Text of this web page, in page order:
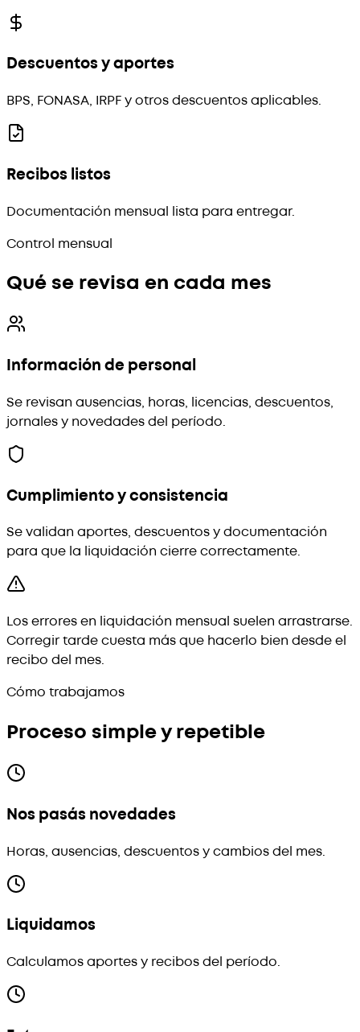
Descuentos y aportes
BPS, FONASA, IRPF y otros descuentos aplicables.
Recibos listos
Documentación mensual lista para entregar.
Control mensual
Qué se revisa en cada mes
Información de personal
Se revisan ausencias, horas, licencias, descuentos,
jornales y novedades del período.
Cumplimiento y consistencia
Se validan aportes, descuentos y documentación
para que la liquidación cierre correctamente.
Los errores en liquidación mensual suelen arrastrarse.
Corregir tarde cuesta más que hacerlo bien desde el
recibo del mes.
Cómo trabajamos
Proceso simple y repetible
Nos pasás novedades
Horas, ausencias, descuentos y cambios del mes.
Liquidamos
Calculamos aportes y recibos del período.